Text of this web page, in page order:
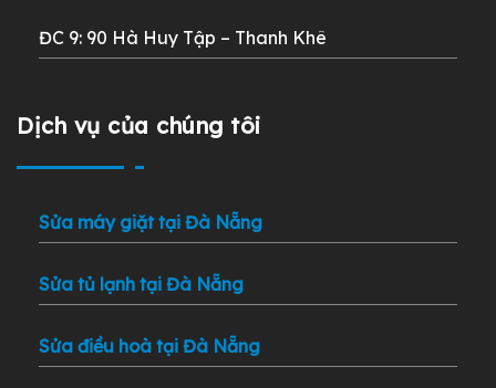
ĐC 9: 90 Hà Huy Tập – Thanh Khê
Dịch vụ của chúng tôi
Sửa máy giặt tại Đà Nẵng
Sửa tủ lạnh tại Đà Nẵng
Sửa điều hoà tại Đà Nẵng